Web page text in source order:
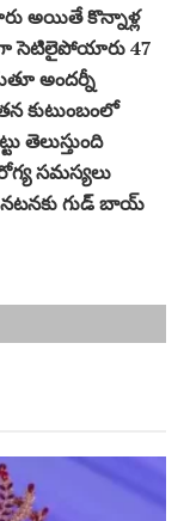
అయితే కొన్నాళ్ల
సెటిలైపోయారు 47
అందర్నీ
కుటుంబంలో
తెలుస్తుంది
సమస్యలు
నటనకు గుడ్ బాయ్